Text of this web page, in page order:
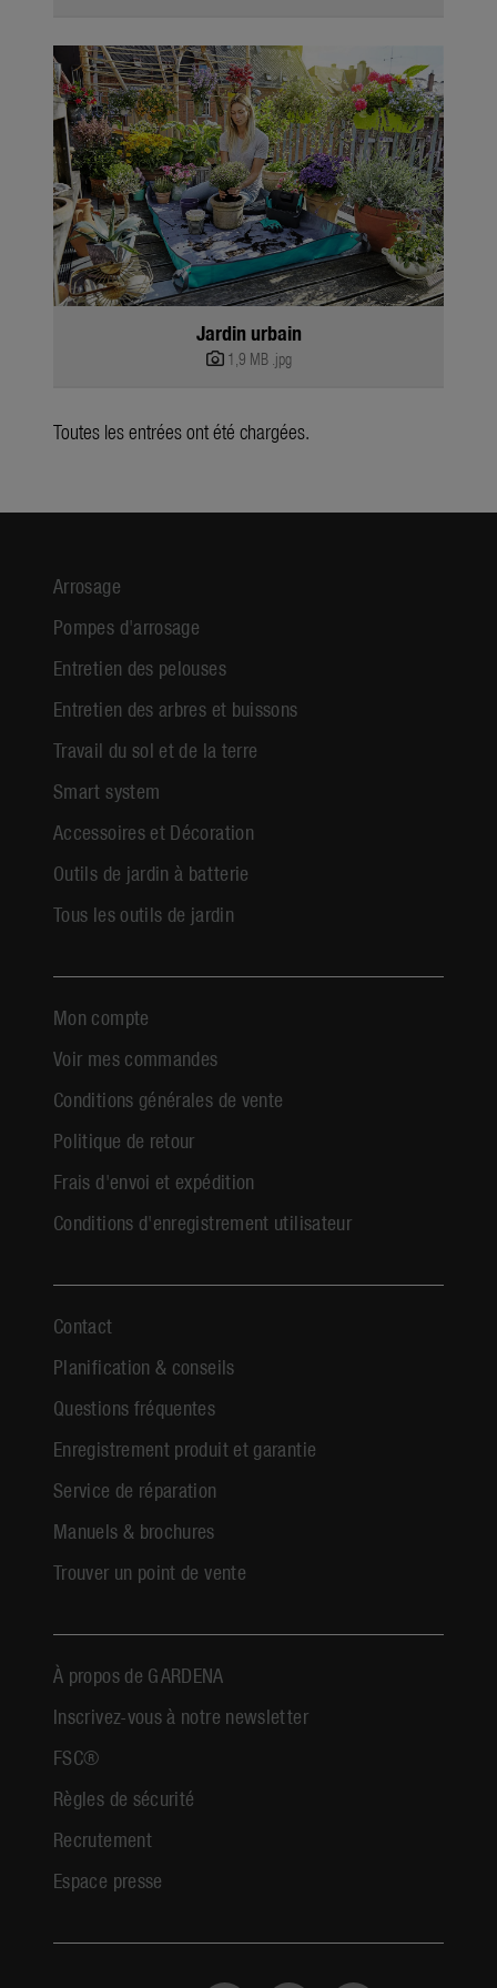
Jardin urbain
1,9 MB .jpg
Toutes les entrées ont été chargées.
Arrosage
Pompes d'arrosage
Entretien des pelouses
Entretien des arbres et buissons
Travail du sol et de la terre
Smart system
Accessoires et Décoration
Outils de jardin à batterie
Tous les outils de jardin
Mon compte
Voir mes commandes
Conditions générales de vente
Politique de retour
Frais d'envoi et expédition
Conditions d'enregistrement utilisateur
Contact
Planification & conseils
Questions fréquentes
Enregistrement produit et garantie
Service de réparation
Manuels & brochures
Trouver un point de vente
À propos de GARDENA
Inscrivez-vous à notre newsletter
FSC®
Règles de sécurité
Recrutement
Espace presse